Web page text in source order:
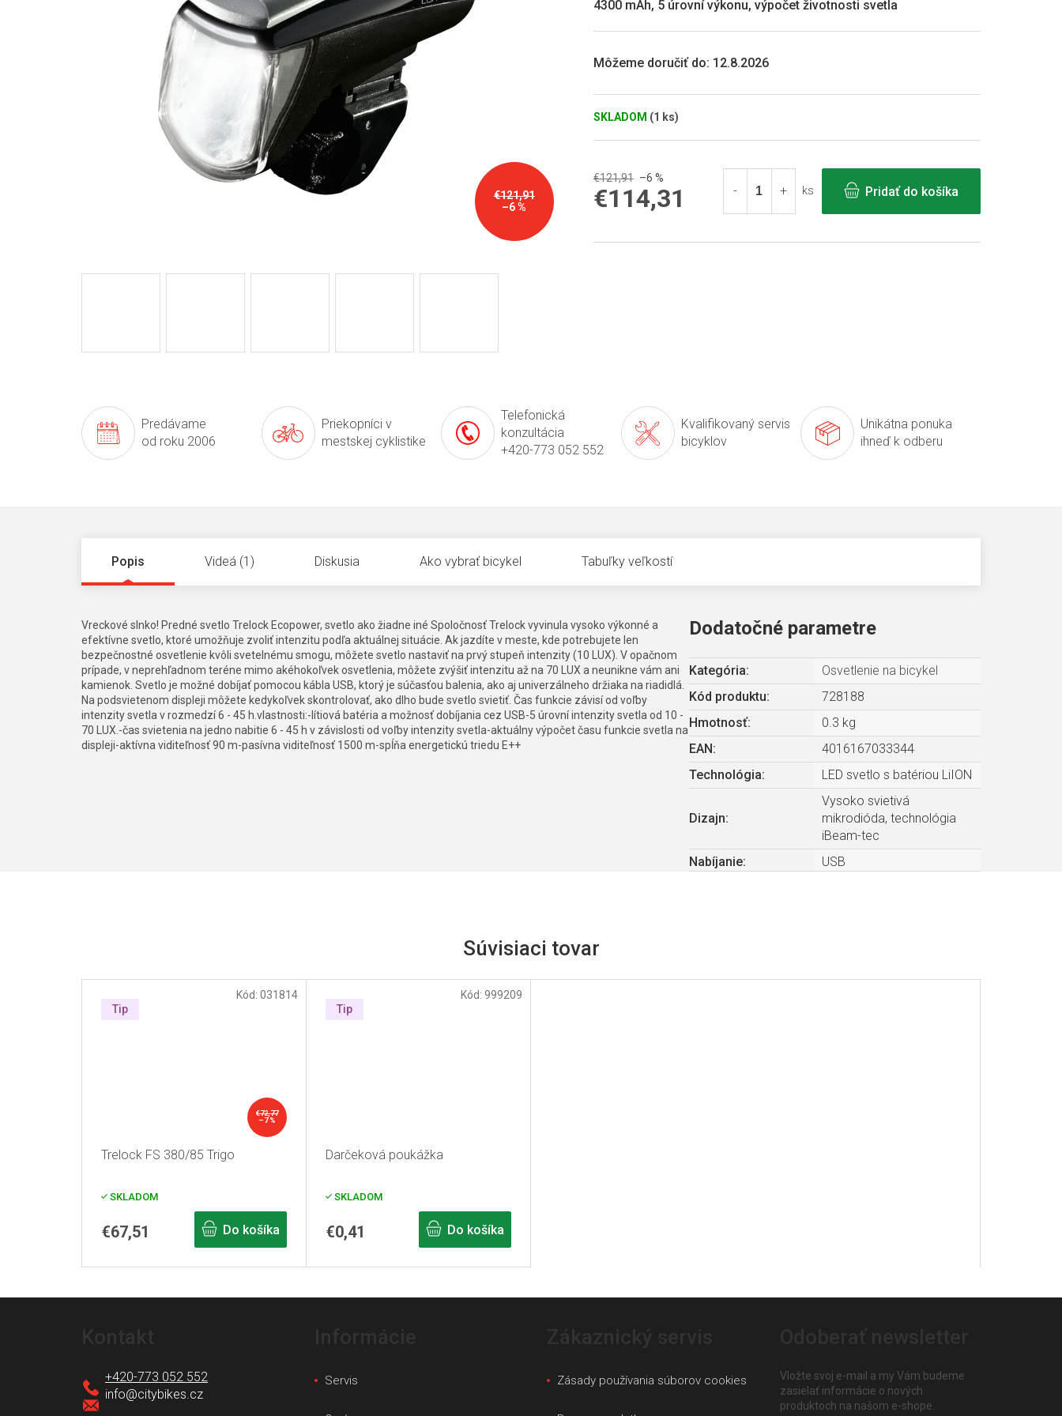
€121,91
–6 %
SKLADOM (1 ks)
Môžeme doručiť do: 12.8.2026
4300 mAh, 5 úrovní výkonu, výpočet životnosti svetla
5
€121,91 –6 %
€114,31 ks Pridať do košíka
Predávame
od roku 2006
Priekopníci v
mestskej cyklistike
Telefonická
konzultácia
+420-773 052 552
Kvalifikovaný servis
bicyklov
Unikátna ponuka
ihneď k odberu
Súvisiaci tovar
Tip
€72,77
–7 %
Trelock FS 380/85 Trigo
SKLADOM
€67,51 Do košíka
Kód: 031814
Tip
Darčeková poukážka
SKLADOM
€0,41 Do košíka
Kód: 999209
Popis Videá (1) Diskusia Ako vybrať bicykel Tabuľky veľkostí
Vreckové slnko! Predné svetlo Trelock Ecopower, svetlo ako žiadne iné Spoločnosť Trelock vyvinula vysoko výkonné a
efektívne svetlo, ktoré umožňuje zvoliť intenzitu podľa aktuálnej situácie. Ak jazdíte v meste, kde potrebujete len
bezpečnostné osvetlenie kvôli svetelnému smogu, môžete svetlo nastaviť na prvý stupeň intenzity (10 LUX). V opačnom
prípade, v neprehľadnom teréne mimo akéhokoľvek osvetlenia, môžete zvýšiť intenzitu až na 70 LUX a neunikne vám ani
kamienok. Svetlo je možné dobíjať pomocou kábla USB, ktorý je súčasťou balenia, ako aj univerzálneho držiaka na riadidlá.
Na podsvietenom displeji môžete kedykoľvek skontrolovať, ako dlho bude svetlo svietiť. Čas funkcie závisí od voľby
intenzity svetla v rozmedzí 6 - 45 h.vlastnosti:-lítiová batéria a možnosť dobíjania cez USB-5 úrovní intenzity svetla od 10 -
70 LUX.-čas svietenia na jedno nabitie 6 - 45 h v závislosti od voľby intenzity svetla-aktuálny výpočet času funkcie svetla na
displeji-aktívna viditeľnosť 90 m-pasívna viditeľnosť 1500 m-spĺňa energetickú triedu E++
Dodatočné parametre
Kategória:
Osvetlenie na bicykel
Kód produktu:
728188
Hmotnosť:
0.3 kg
EAN :
4016167033344
Technológia: LED svetlo s batériou LiION
Dizajn:
Vysoko svietivá
mikrodióda, technológia
iBeam-tec
Nabíjanie: USB
info@citybikes.cz
+420-773 052 552 Servis Zásady používania súborov cookies
Vložte svoj e-mail a my Vám budeme
zasielať informácie o nových
produktoch na našom e-shope.